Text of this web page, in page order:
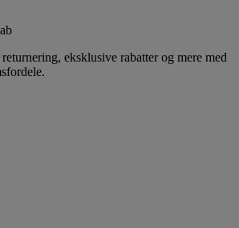
eksklusive rabatter og mere med